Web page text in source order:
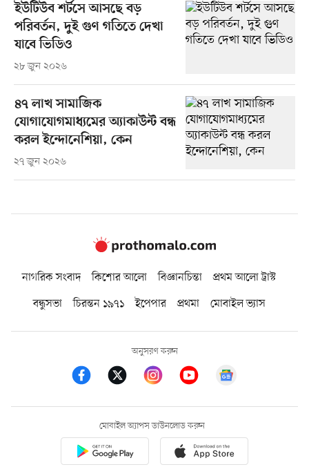
ইউটিউব শর্টসে আসছে বড়
পরিবর্তন, দুই গুণ গতিতে দেখা
যাবে ভিডিও
২৮ জুন ২০২৬
৪৭ লাখ সামাজিক
যোগাযোগমাধ্যমের অ্যাকাউন্ট বন্ধ
করল ইন্দোনেশিয়া, কেন
২৭ জুন ২০২৬
নাগরিক সংবাদ কিশোর আলো বিজ্ঞানচিন্তা
প্রথম আলো ট্রাস্ট
বন্ধুসভা
চিরন্তন ১৯৭১ ইপেপার প্রথমা মোবাইল ভ্যাস
অনুসরণ করুন
মোবাইল অ্যাপস ডাউনলোড করুন